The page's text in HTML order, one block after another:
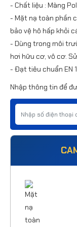
- Chất liệu : Màng
- Mặt nạ toàn phần
bảo vệ hô hấp khỏi
- Dùng trong môi
hơi hữu cơ, vô cơ.
- Đạt tiêu chuẩn EN
Nhập thông tin để